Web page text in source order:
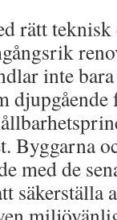
rätt
inte
djupgående
Byggarna
med de
säkerställa